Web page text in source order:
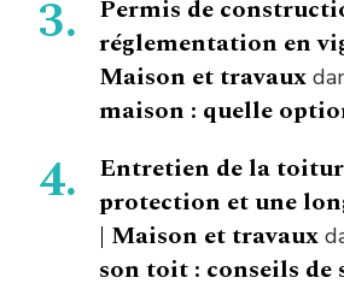
Permis de
réglementation en
Maison et travaux
maison : quelle
Entretien de la
protection et une
| Maison et travaux
son toit : conseils de